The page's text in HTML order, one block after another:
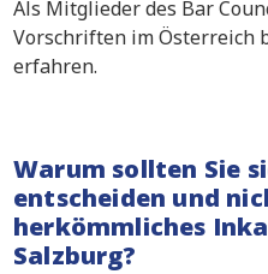
Als Mitglieder des Bar
Vorschriften im Österreich
erfahren.
Warum sollten Sie
entscheiden und
herkömmliches
Salzburg?